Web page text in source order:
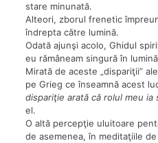
stare minunată.
Alteori, zborul frenetic
îndrepta către lumină.
Odată ajunşi acolo, Ghidul
eu rămâneam singură în
Mirată de aceste „dispariţii”
pe Grieg ce înseamnă acest
dispariţie arată că rolul meu ia
el.
O altă percepţie uluitoare
de asemenea, în meditaţiile